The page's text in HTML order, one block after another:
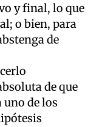
y final, lo que
o bien, para
de
de que
uno de los